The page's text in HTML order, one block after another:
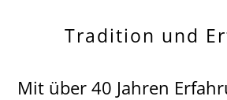
Tradition und
Mit über 40 Jahren